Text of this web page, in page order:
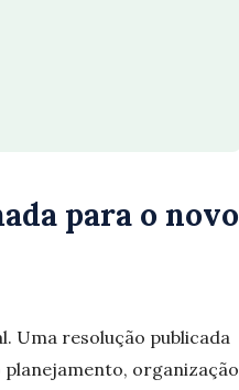
para o novo
Uma resolução publicada
planejamento, organização